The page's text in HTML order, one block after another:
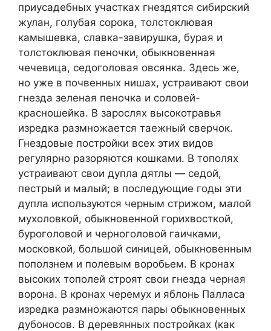
приусадебных участках гнездятся сибирский
жулан, голубая сорока, толстоклювая
камышевка, славка-завирушка, бурая и
толстоклювая пеночки, обыкновенная
чечевица, седоголовая овсянка. Здесь же,
но уже в почвенных нишах, устраивают свои
гнезда зеленая пеночка и соловей-
красношейка. В зарослях высокотравья
изредка размножается таежный сверчок.
Гнездовые постройки всех этих видов
регулярно разоряются кошками. В тополях
устраивают свои дупла дятлы — седой,
пестрый и малый; в последующие годы эти
дупла используются черным стрижом, малой
мухоловкой, обыкновенной горихвосткой,
буроголовой и черноголовой гаичками,
московкой, большой синицей, обыкновенным
поползнем и полевым воробьем. В кронах
высоких тополей строят свои гнезда черная
ворона. В кронах черемух и яблонь Палласа
изредка размножаются пары обыкновенных
дубоносов. В деревянных постройках (как